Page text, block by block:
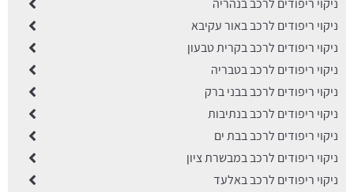
ניקוי ריפודים לרכב בנהריה
ניקוי ריפודים לרכב באור עקיבא
ניקוי ריפודים לרכב בקרית טבעון
ניקוי ריפודים לרכב בטבריה
ניקוי ריפודים לרכב בבני ברק
ניקוי ריפודים לרכב בנתיבות
ניקוי ריפודים לרכב בבת ים
ניקוי ריפודים לרכב במבשרת ציון
ניקוי ריפודים לרכב באלעד